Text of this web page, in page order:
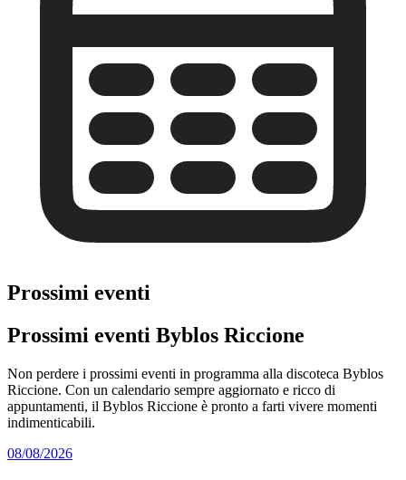
Prossimi eventi
Prossimi eventi Byblos Riccione
Non perdere i prossimi eventi in programma alla discoteca Byblos
Riccione. Con un calendario sempre aggiornato e ricco di
appuntamenti, il Byblos Riccione è pronto a farti vivere momenti
indimenticabili.
08/08/2026